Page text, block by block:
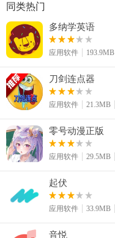
同类热门
多纳学英语
应用软件 193.9MB
刀剑连点器
应用软件 21.3MB
零号动漫正版
应用软件 29.5MB
起伏
应用软件 33.9MB
音悦